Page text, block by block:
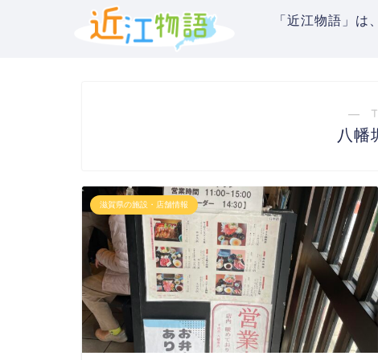
「近江物語」
―
八幡
滋賀県の施設・店舗情報